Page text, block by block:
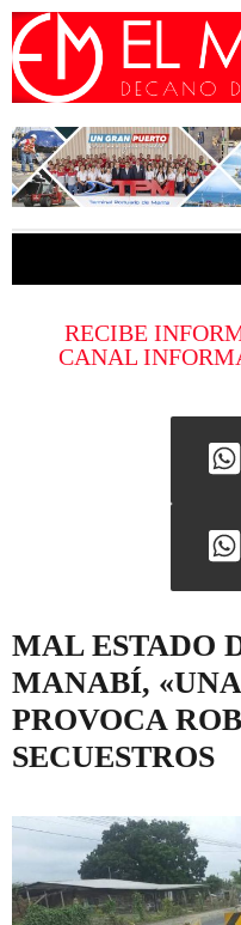
RECIBE
CANAL
MAL ESTADO
MANABÍ,
PROVOCA
SECUESTROS